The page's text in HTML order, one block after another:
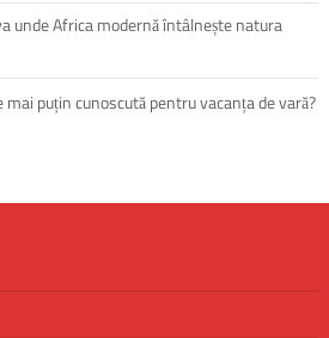
unde Africa modernă întâlnește natura
puțin cunoscută pentru vacanța de vară?